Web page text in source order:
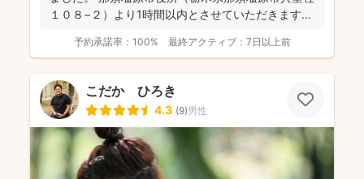
１０８−２）より1時間以内とさせていただきます。
予約承諾率： 100% 最終アクティブ： 7日以上前
こだか ひろき
4.3 (9)男性